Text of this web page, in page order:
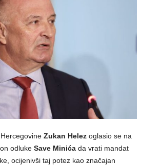
Zukan Helez oglasio se na
odluke Save Minića da vrati mandat
ocijenivši taj potez kao značajan